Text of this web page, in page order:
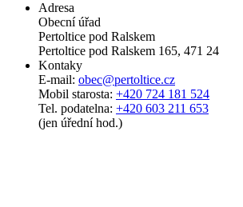
Adresa
Obecní úřad
Pertoltice pod Ralskem
Pertoltice pod Ralskem 165, 471 24
Kontaky
E-mail: obec@pertoltice.cz
Mobil starosta: +420 724 181 524
Tel. podatelna: +420 603 211 653
(jen úřední hod.)